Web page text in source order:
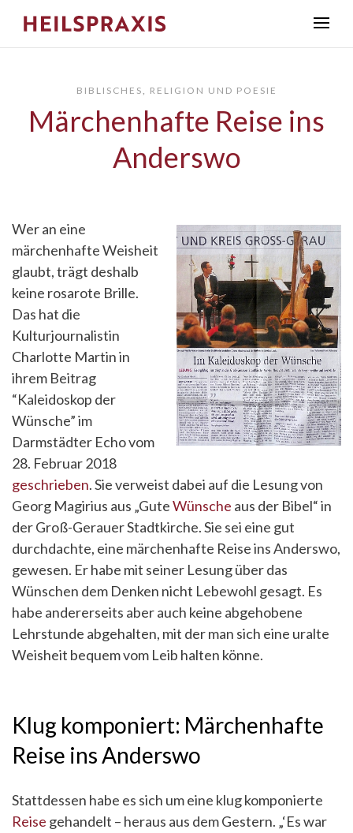
BIBLISCHES, RELIGION UND POESIE
Märchenhafte Reise ins
Anderswo
Wer an eine
märchenhafte Weisheit
glaubt, trägt deshalb
keine rosarote Brille.
Das hat die
Kulturjournalistin
Charlotte Martin in
ihrem Beitrag
“Kaleidoskop der
Wünsche” im
Darmstädter Echo vom
28. Februar 2018
geschrieben. Sie verweist dabei auf die Lesung von
Georg Magirius aus „GuteWünsche aus der Bibel“ in
der Groß-Gerauer Stadtkirche. Sie sei eine gut
durchdachte, eine märchenhafte Reise ins Anderswo,
gewesen. Er habe mit seiner Lesung über das
Wünschen dem Denken nicht Lebewohl gesagt. Es
habe andererseits aber auch keine abgehobene
Lehrstunde abgehalten, mit der man sich eine uralte
Weisheit bequem vom Leib halten könne.
Klug komponiert: Märchenhafte
Reise ins Anderswo
Stattdessen habe es sich um eine klug komponierte
Reise gehandelt – heraus aus dem Gestern. „‘Es war